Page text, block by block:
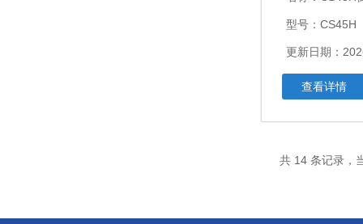
型号：CS45H
更新日期：
查看详情
共 14 条记录